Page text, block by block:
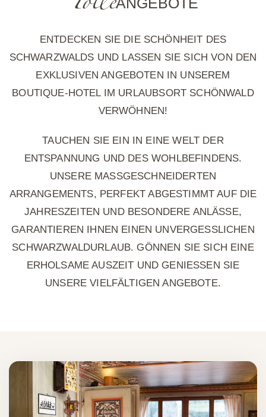
ENTDECKEN SIE DIE SCHÖNHEIT DES
SCHWARZWALDS UND LASSEN SIE SICH VON DEN
EXKLUSIVEN ANGEBOTEN IN UNSEREM
BOUTIQUE-HOTEL IM URLAUBSORT SCHÖNWALD
VERWÖHNEN!
TAUCHEN SIE EIN IN EINE WELT DER
ENTSPANNUNG UND DES WOHLBEFINDENS.
UNSERE MASSGESCHNEIDERTEN A
RRANGEMENTS, PERFEKT ABGESTIMMT AUF DIE J
AHRESZEITEN UND BESONDERE ANLÄSSE, G
ARANTIEREN IHNEN EINEN UNVERGESSLICHEN S
CHWARZWALDURLAUB. GÖNNEN SIE SICH EINE E
RHOLSAME AUSZEIT UND GENIESSEN SIE UN
SERE VIELFÄLTIGEN ANGEBOTE.